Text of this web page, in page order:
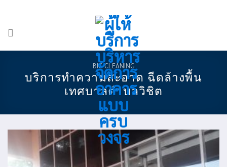
BIG CLEANING
บริการทำความสะอาด ฉีดล้างพื้น
เทศบาลตำบลวิชิต